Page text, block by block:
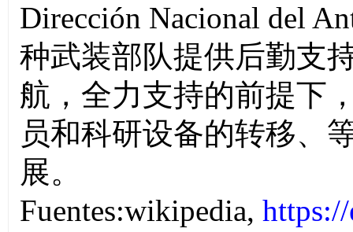
Dirección Nacional del
种武装部队提供后勤支
航，全力支持的前提下
员和科研设备的转移、
展。
Fuentes:wikipedia,